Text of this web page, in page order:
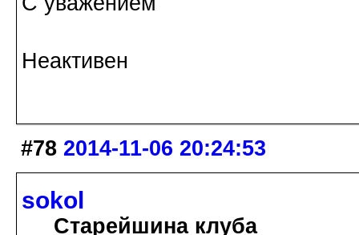
Неактивен
#78 2014-11-06 20:24:53
sokol
Старейшина клуба